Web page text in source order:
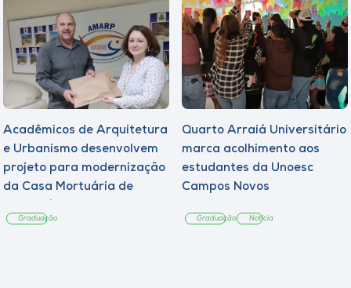
Acadêmicos de Arquitetura
e Urbanismo desenvolvem
projeto para modernização
da Casa Mortuária de
Graduação
Quarto Arraiá Universitário
marca acolhimento aos
estudantes da Unoesc
Campos Novos
Graduação Notícia